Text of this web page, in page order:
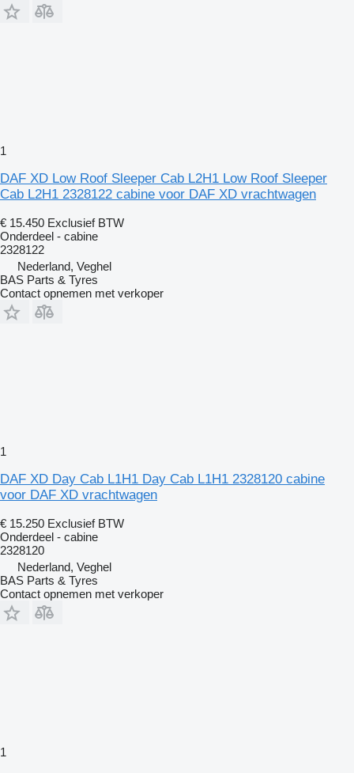
1
DAF XD Low Roof Sleeper Cab L2H1 Low Roof Sleeper
Cab L2H1 2328122 cabine voor DAF XD vrachtwagen
€ 15.450 Exclusief BTW
Onderdeel - cabine
2328122
Nederland, Veghel
BAS Parts & Tyres
Contact opnemen met verkoper
1
DAF XD Day Cab L1H1 Day Cab L1H1 2328120 cabine
voor DAF XD vrachtwagen
€ 15.250 Exclusief BTW
Onderdeel - cabine
2328120
Nederland, Veghel
BAS Parts & Tyres
Contact opnemen met verkoper
1